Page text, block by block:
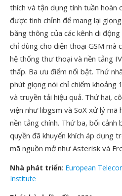
thích và tận dụng tính tuần
được tinh chỉnh để mang lại
băng thông của các kênh di
chỉ dùng cho điện thoại GSM mà
hệ thống thư thoại và nền tảng
thấp. Ba ưu điểm nổi bật. Thứ
phút giọng nói chỉ chiếm
và truyền tải hiệu quả. Thứ hai,
viện như libgsm và SoX xử lý mã
nền tảng chính. Thứ ba, bối cảnh
quyền đã khuyến khích áp dụng
mã nguồn mở như Asterisk và
Nhà phát triển: European
Institute